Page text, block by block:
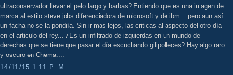
ultraconservador llevar el pelo largo y barbas? Entiendo que es una imagen de
marca al estilo steve jobs diferenciadora de microsoft y de ibm... pero aun así
un facha no se la pondría. Sin ir mas lejos, las criticas al aspecto del otro día
en el articulo del rey... ¿Es un infiltrado de izquierdas en un mundo de
derechas que se tiene que pasar el día escuchando gilipolleces? Hay algo raro
y oscuro en Chema....
14/11/15 1:11 P. M.